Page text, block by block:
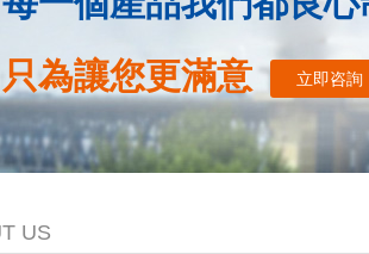
、樹燈，打造出古典
只為讓您更滿意
立即咨詢
US